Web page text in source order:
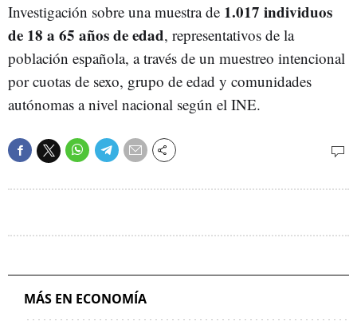
Investigación sobre una muestra de 1.017 individuos
de 18 a 65 años de edad, representativos de la
población española, a través de un muestreo intencional
por cuotas de sexo, grupo de edad y comunidades
autónomas a nivel nacional según el INE.
MÁS EN ECONOMÍA